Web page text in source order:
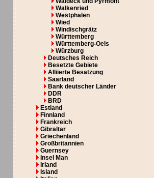
Walkenried
Westphalen
Wied
Windischgrätz
Württemberg
Württemberg-Oels
Würzburg
Deutsches Reich
Besetzte Gebiete
Alliierte Besatzung
Saarland
Bank deutscher Länder
DDR
BRD
Estland
Finnland
Frankreich
Gibraltar
Griechenland
Großbritannien
Guernsey
Insel Man
Irland
Island